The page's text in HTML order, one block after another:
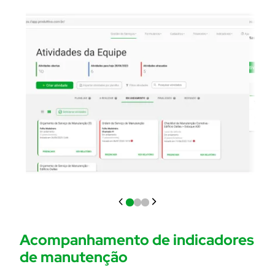
Acompanhamento de indicadores
de manutenção